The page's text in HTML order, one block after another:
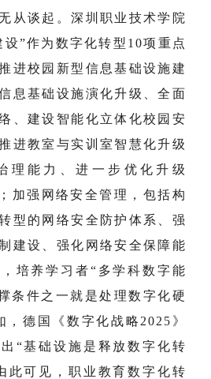
从谈起。深圳职业技术学院
”作为数字化转型10项重点
进校园新型信息基础设施建
息基础设施演化升级、全面
、建设智能化立体化校园安
进教室与实训室智慧化升级
理能力、进一步优化升级
加强网络安全管理，包括构
型的网络安全防护体系、强
建设、强化网络安全保障能
培养学习者“多学科数字能
条件之一就是处理数字化硬
德国《数字化战略2025》
“基础设施是释放数字化转
此可见，职业教育数字化转